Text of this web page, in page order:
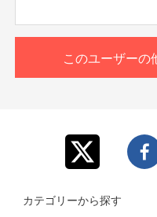
このユーザーの
カテゴリーから探す